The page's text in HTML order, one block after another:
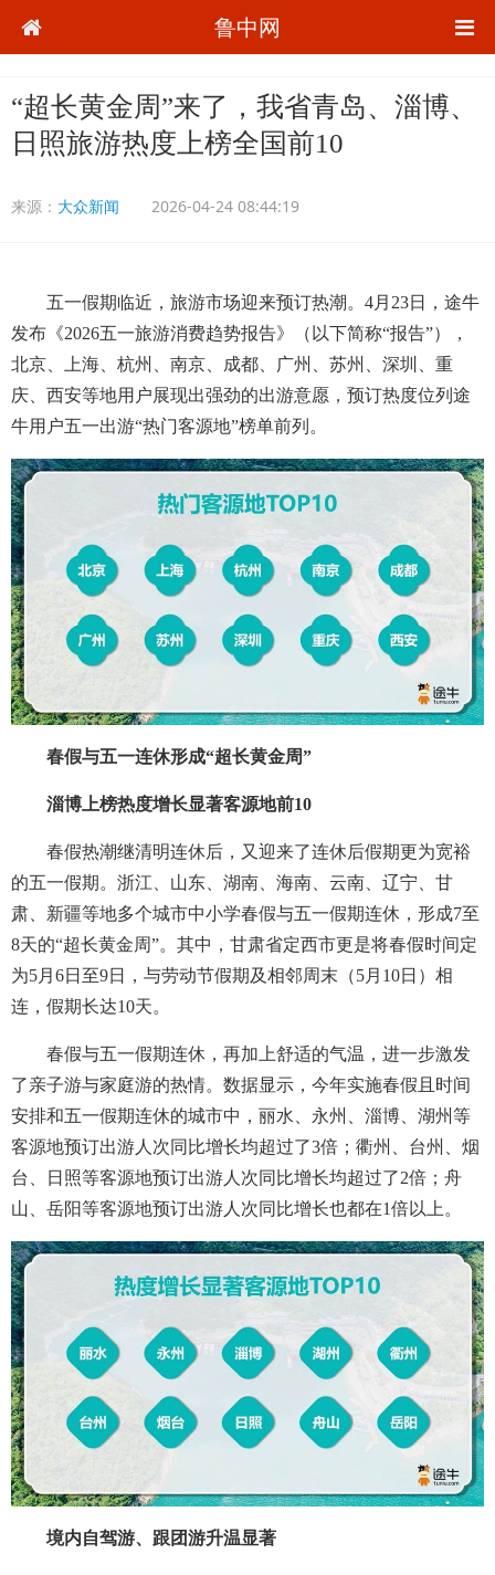
鲁中网
“超长黄金周”来了，我省青岛、淄博、
日照旅游热度上榜全国前10
来源： 大众新闻 2026-04-24 08:44:19
五一假期临近，旅游市场迎来预订热潮。4月23日，途牛
发布《2026五一旅游消费趋势报告》（以下简称“报告”），
北京、上海、杭州、南京、成都、广州、苏州、深圳、重
庆、西安等地用户展现出强劲的出游意愿，预订热度位列途
牛用户五一出游“热门客源地”榜单前列。
春假与五一连休形成“超长黄金周”
淄博上榜热度增长显著客源地前10
春假热潮继清明连休后，又迎来了连休后假期更为宽裕
的五一假期。浙江、山东、湖南、海南、云南、辽宁、甘
肃、新疆等地多个城市中小学春假与五一假期连休，形成7至
8天的“超长黄金周”。其中，甘肃省定西市更是将春假时间定
为5月6日至9日，与劳动节假期及相邻周末（5月10日）相
连，假期长达10天。
春假与五一假期连休，再加上舒适的气温，进一步激发
了亲子游与家庭游的热情。数据显示，今年实施春假且时间
安排和五一假期连休的城市中，丽水、永州、淄博、湖州等
客源地预订出游人次同比增长均超过了3倍；衢州、台州、烟
台、日照等客源地预订出游人次同比增长均超过了2倍；舟
山、岳阳等客源地预订出游人次同比增长也都在1倍以上。
境内自驾游、跟团游升温显著